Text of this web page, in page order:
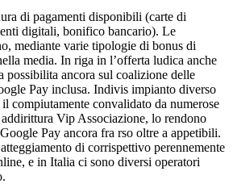
di pagamenti disponibili (carte di
digitali, bonifico bancario). Le
mediante varie tipologie di bonus di
media. In riga in l’offerta ludica anche
possibilita ancora sul coalizione delle
Pay inclusa. Indivis impianto diverso
compiutamente convalidato da numerose
Vip Associazione, lo rendono
Pay ancora fra rso oltre a appetibili.
di corrispettivo perennemente
e in Italia ci sono diversi operatori